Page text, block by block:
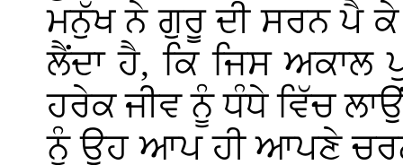
ਮਨੁੱਖ ਨੇ ਗੁਰੂ ਦੀ ਸਰਨ ਪੈ
ਲੈਂਦਾ ਹੈ, ਕਿ ਜਿਸ ਅਕਾਲ
ਹਰੇਕ ਜੀਵ ਨੂੰ ਧੰਧੇ ਵਿੱਚ
ਨੂੰ ਉਹ ਆਪ ਹੀ ਆਪਣੇ